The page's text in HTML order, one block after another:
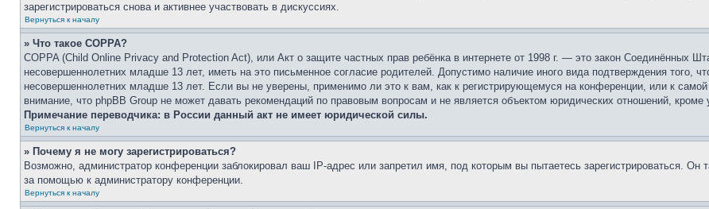
зарегистрироваться снова и активнее участвовать в дискуссиях.
Вернуться к началу
» Что такое COPPA?
COPPA (Child Online Privacy and Protection Act), или Акт о защите частных прав ребёнка в интернете от 1998 г. — это закон Соединённых
несовершеннолетних младше 13 лет, иметь на это письменное согласие родителей. Допустимо наличие иного вида подтверждения того,
несовершеннолетних младше 13 лет. Если вы не уверены, применимо ли это к вам, как к регистрирующемуся на конференции, или к
внимание, что phpBB Group не может давать рекомендаций по правовым вопросам и не является объектом юридических отношений, кроме
Примечание переводчика: в России данный акт не имеет юридической силы.
Вернуться к началу
» Почему я не могу зарегистрироваться?
Возможно, администратор конференции заблокировал ваш IP-адрес или запретил имя, под которым вы пытаетесь зарегистрироваться. Он
за помощью к администратору конференции.
Вернуться к началу